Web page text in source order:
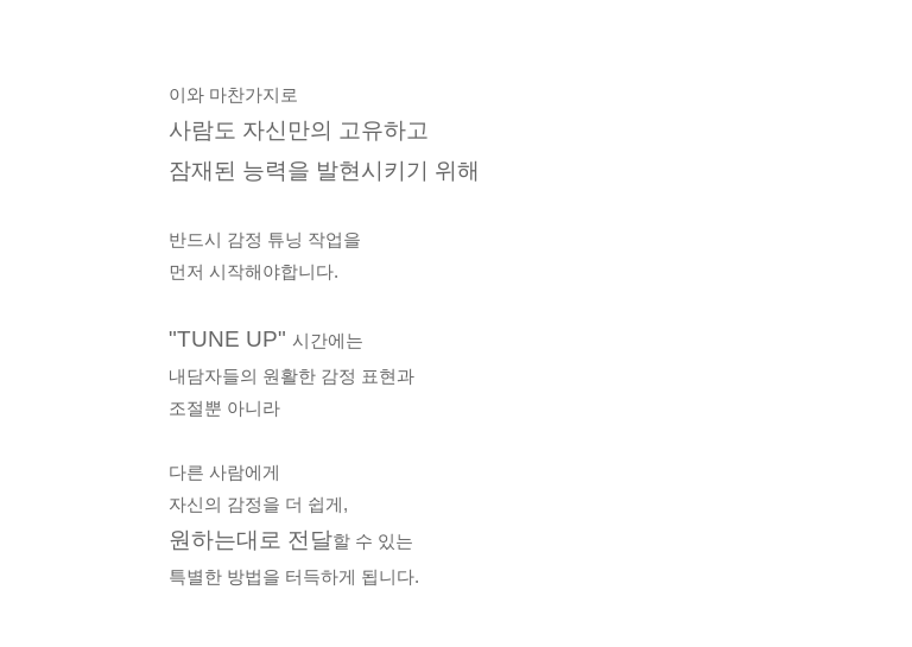
이와 마찬가지로
사람도 자신만의 고유하고
잠재된 능력을 발현 시키기 위해
반드시 감정 튜닝 작업을
먼저 시작해야합니다.
"TUNE UP" 시간에는
내담자들의 원활한 감정 표현과
조절뿐 아니라
다른 사람에게
자신의 감정을 더 쉽게,
원하는대로 전달할 수 있는
특별한 방법을 터득하게 됩니다.